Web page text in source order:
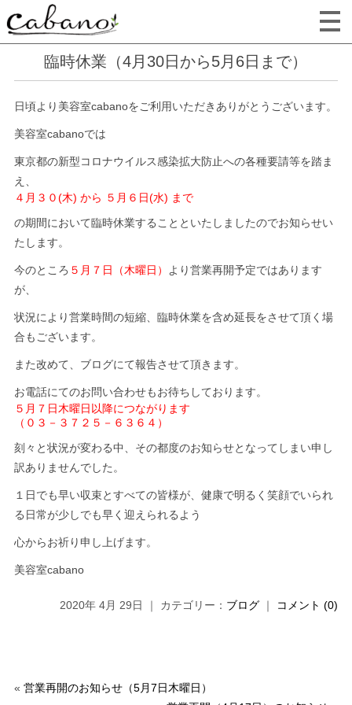
臨時休業（4月30日から5月6日まで）
日頃より美容室cabanoをご利用いただきありがとうございます。
美容室cabanoでは
東京都の新型コロナウイルス感染拡大防止への各種要請等を踏ま
え、
４月３０(木) から ５月６日(水) まで
の期間において臨時休業することといたしましたのでお知らせい
たします。
今のところ ５月７日（木曜日）
より営業再開予定ではあります
が、
状況により営業時間の短縮、臨時休業を含め延長をさせて頂く場
合もございます。
また改めて、ブログにて報告させて頂きます。
お電話にてのお問い合わせもお待ちしております。
５月７日木曜日以降につながります
（０３－３７２５－６３６４）
刻々と状況が変わる中、その都度のお知らせとなってしまい申し
訳ありませんでした。
１日でも早い収束とすべての皆様が、健康で明るく笑顔でいられ
る日常が少しでも早く迎えられるよう
心からお祈り申し上げます。
美容室cabano
2020年 4月 29日 ｜ カテゴリー： ブログ ｜ コメント (0)
« 営業再開のお知らせ（5月7日木曜日）